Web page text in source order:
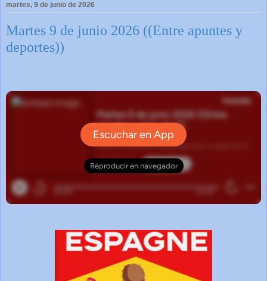
martes, 9 de junio de 2026
Martes 9 de junio 2026 ((Entre apuntes y
deportes))